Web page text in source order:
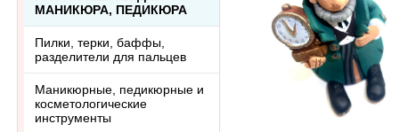
МАНИКЮРА, ПЕДИКЮРА
Пилки, терки, баффы,
разделители для пальцев
Маникюрные, педикюрные и
косметологические
инструменты